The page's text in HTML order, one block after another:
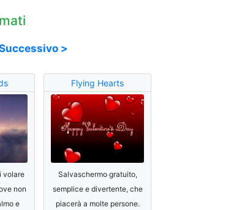
>
volare
non
e
Flying Hearts
Salvaschermo gratuito,
semplice e divertente, che
piacerà a molte persone.